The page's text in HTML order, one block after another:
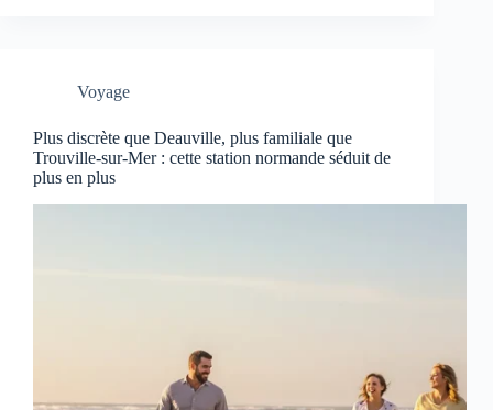
Voyage
Plus discrète que Deauville, plus familiale que
Trouville-sur-Mer : cette station normande séduit de
plus en plus